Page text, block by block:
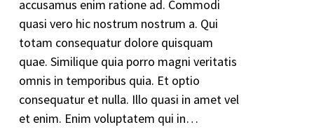
accusamus enim ratione ad. Commodi
quasi vero hic nostrum nostrum a. Qui
totam consequatur dolore quisquam
quae. Similique quia porro magni veritatis
omnis in temporibus quia. Et optio
consequatur et nulla. Illo quasi in amet vel
et enim. Enim voluptatem qui in…